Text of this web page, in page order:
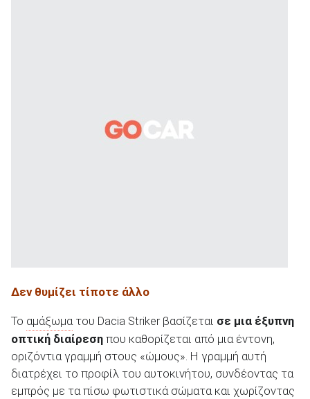
Δεν θυμίζει τίποτε άλλο
Το αμάξωματου Dacia Striker βασίζεται σε μια έξυπνη
οπτική διαίρεση που καθορίζεται από μια έντονη,
οριζόντια γραμμή στους «ώμους». Η γραμμή αυτή
διατρέχει το προφίλ του αυτοκινήτου, συνδέοντας τα
εμπρός με τα πίσω φωτιστικά σώματα και χωρίζοντας